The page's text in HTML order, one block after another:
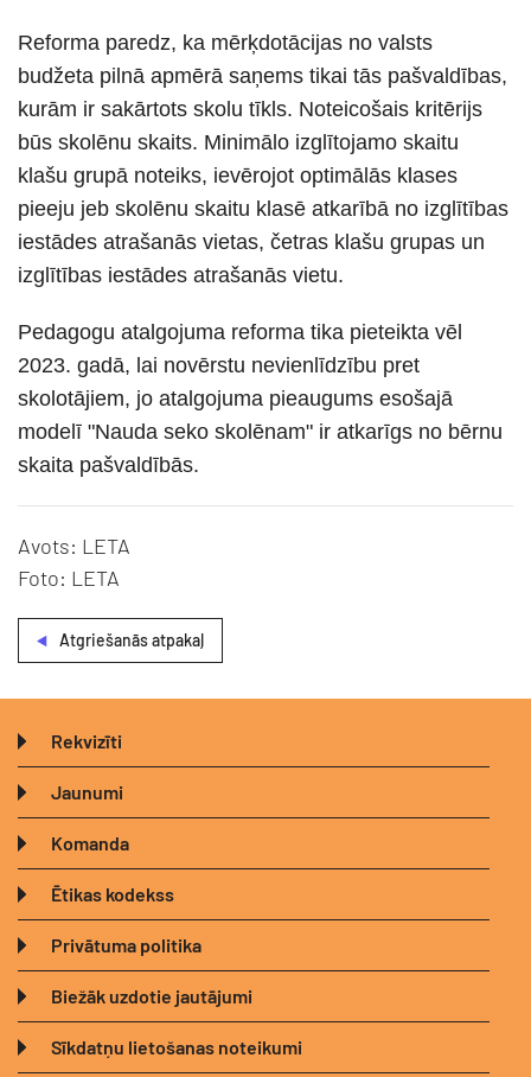
Reforma paredz, ka mērķdotācijas no valsts
budžeta pilnā apmērā saņems tikai tās pašvaldības,
kurām ir sakārtots skolu tīkls. Noteicošais kritērijs
būs skolēnu skaits. Minimālo izglītojamo skaitu
klašu grupā noteiks, ievērojot optimālās klases
pieeju jeb skolēnu skaitu klasē atkarībā no izglītības
iestādes atrašanās vietas, četras klašu grupas un
izglītības iestādes atrašanās vietu.
Pedagogu atalgojuma reforma tika pieteikta vēl
2023. gadā, lai novērstu nevienlīdzību pret
skolotājiem, jo atalgojuma pieaugums esošajā
modelī "Nauda seko skolēnam" ir atkarīgs no bērnu
skaita pašvaldībās.
Avots: LETA
Foto: LETA
Atgriešanās atpakaļ
Rekvizīti
Jaunumi
Komanda
Ētikas kodekss
Privātuma politika
Biežāk uzdotie jautājumi
Sīkdatņu lietošanas noteikumi